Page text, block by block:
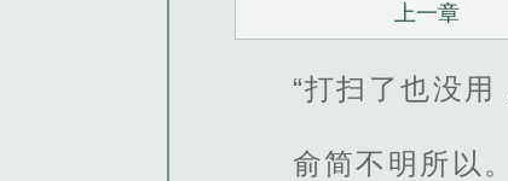
上一章
“打扫了也没
俞简不明所以。